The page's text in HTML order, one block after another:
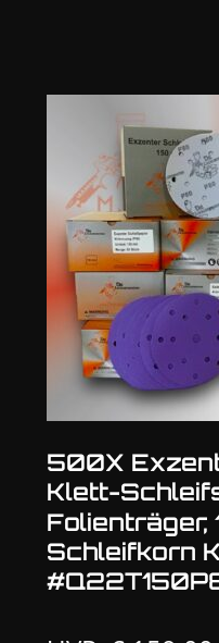
500X
Klett-
Folienträger,
Schleifkorn